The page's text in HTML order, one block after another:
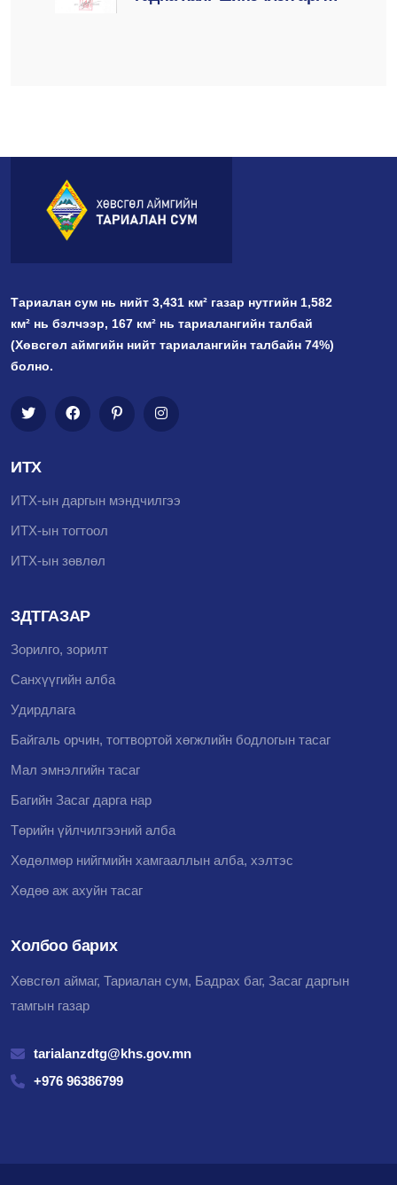
Тариалан сум нь нийт 3,431 км² газар нутгийн 1,582
км² нь бэлчээр, 167 км² нь тариалангийн талбай
(Хөвсгөл аймгийн нийт тариалангийн талбайн 74%)
болно.
ИТХ
ИТХ-ын даргын мэндчилгээ
ИТХ-ын тогтоол
ИТХ-ын зөвлөл
ЗДТГАЗАР
Зорилго, зорилт
Санхүүгийн алба
Удирдлага
Байгаль орчин, тогтвортой хөгжлийн бодлогын тасаг
Мал эмнэлгийн тасаг
Багийн Засаг дарга нар
Төрийн үйлчилгээний алба
Хөдөлмөр нийгмийн хамгааллын алба, хэлтэс
Хөдөө аж ахуйн тасаг
Холбоо барих
Хөвсгөл аймаг, Тариалан сум, Бадрах баг, Засаг даргын
тамгын газар
tarialanzdtg@khs.gov.mn
+976 96386799